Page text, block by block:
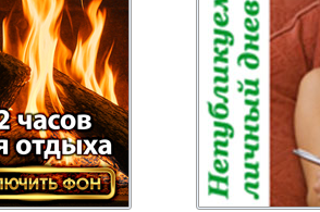
Отдыхай-Купи-
продай
Пражский
телеграф